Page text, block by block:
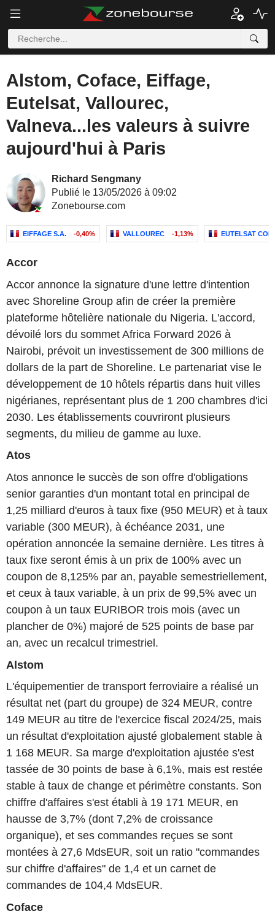
Alstom, Coface, Eiffage,
Eutelsat, Vallourec,
Valneva...les valeurs à suivre
aujourd'hui à Paris
Richard Sengmany
Publié le 13/05/2026 à 09:02
Zonebourse.com
EIFFAGE S.A. -0,40% VALLOUREC -1,13% EUTELSAT
Accor
Accor annonce la signature d'une lettre d'intention
avec Shoreline Group afin de créer la première
plateforme hôtelière nationale du Nigeria. L'accord,
dévoilé lors du sommet Africa Forward 2026 à
Nairobi, prévoit un investissement de 300 millions de
dollars de la part de Shoreline. Le partenariat vise le
développement de 10 hôtels répartis dans huit villes
nigérianes, représentant plus de 1 200 chambres d'ici
2030. Les établissements couvriront plusieurs
segments, du milieu de gamme au luxe.
Atos
Atos annonce le succès de son offre d'obligations
senior garanties d'un montant total en principal de
1,25 milliard d'euros à taux fixe (950 MEUR) et à taux
variable (300 MEUR), à échéance 2031, une
opération annoncée la semaine dernière. Les titres à
taux fixe seront émis à un prix de 100% avec un
coupon de 8,125% par an, payable semestriellement,
et ceux à taux variable, à un prix de 99,5% avec un
coupon à un taux EURIBOR trois mois (avec un
plancher de 0%) majoré de 525 points de base par
an, avec un recalcul trimestriel.
Alstom
L'équipementier de transport ferroviaire a réalisé un
résultat net (part du groupe) de 324 MEUR, contre
149 MEUR au titre de l'exercice fiscal 2024/25, mais
un résultat d'exploitation ajusté globalement stable à
1 168 MEUR. Sa marge d'exploitation ajustée s'est
tassée de 30 points de base à 6,1%, mais est restée
stable à taux de change et périmètre constants. Son
chiffre d'affaires s'est établi à 19 171 MEUR, en
hausse de 3,7% (dont 7,2% de croissance
organique), et ses commandes reçues se sont
montées à 27,6 MdsEUR, soit un ratio "commandes
sur chiffre d'affaires" de 1,4 et un carnet de
commandes de 104,4 MdsEUR.
Coface